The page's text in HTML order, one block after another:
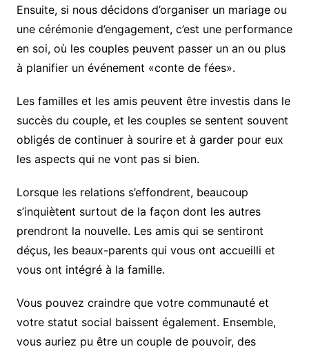
Ensuite, si nous décidons d’organiser un mariage ou
une cérémonie d’engagement, c’est une performance
en soi, où les couples peuvent passer un an ou plus
à planifier un événement «conte de fées».
Les familles et les amis peuvent être investis dans le
succès du couple, et les couples se sentent souvent
obligés de continuer à sourire et à garder pour eux
les aspects qui ne vont pas si bien.
Lorsque les relations s’effondrent, beaucoup
s’inquiètent surtout de la façon dont les autres
prendront la nouvelle. Les amis qui se sentiront
déçus, les beaux-parents qui vous ont accueilli et
vous ont intégré à la famille.
Vous pouvez craindre que votre communauté et
votre statut social baissent également. Ensemble,
vous auriez pu être un couple de pouvoir, des